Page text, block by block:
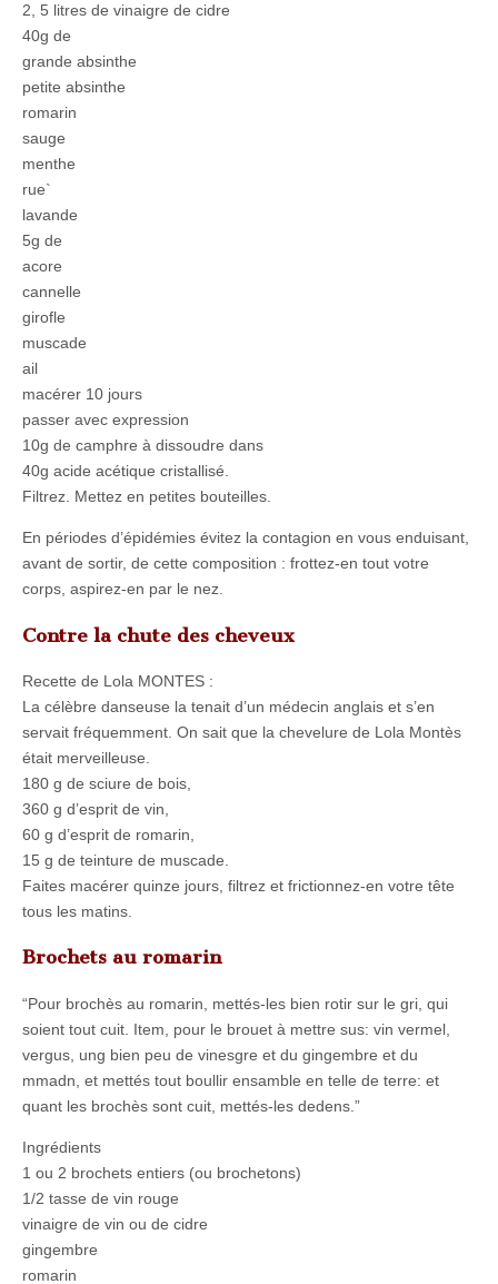
2, 5 litres de vinaigre de cidre
40g de
grande absinthe
petite absinthe
romarin
sauge
menthe
rue`
lavande
5g de
acore
cannelle
girofle
muscade
ail
macérer 10 jours
passer avec expression
10g de camphre à dissoudre dans
40g acide acétique cristallisé.
Filtrez. Mettez en petites bouteilles.
En périodes d’épidémies évitez la contagion en vous enduisant,
avant de sortir, de cette composition : frottez-en tout votre
corps, aspirez-en par le nez.
Contre la chute des cheveux
Recette de Lola MONTES :
La célèbre danseuse la tenait d’un médecin anglais et s’en
servait fréquemment. On sait que la chevelure de Lola Montès
était merveilleuse.
180 g de sciure de bois,
360 g d’esprit de vin,
60 g d’esprit de romarin,
15 g de teinture de muscade.
Faites macérer quinze jours, filtrez et frictionnez-en votre tête
tous les matins.
Brochets au romarin
“Pour brochès au romarin, mettés-les bien rotir sur le gri, qui
soient tout cuit. Item, pour le brouet à mettre sus: vin vermel,
vergus, ung bien peu de vinesgre et du gingembre et du
mmadn, et mettés tout boullir ensamble en telle de terre: et
quant les brochès sont cuit, mettés-les dedens.”
Ingrédients
1 ou 2 brochets entiers (ou brochetons)
1/2 tasse de vin rouge
vinaigre de vin ou de cidre
gingembre
romarin